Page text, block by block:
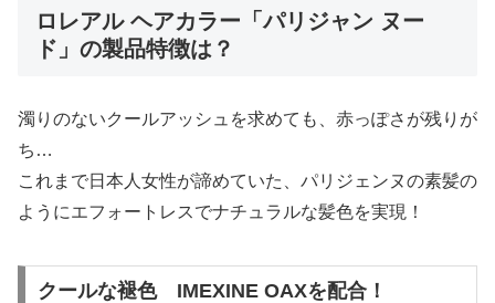
ロレアル ヘアカラー「パリジャン ヌー
ド」の製品特徴は？
濁りのないクールアッシュを求めても、赤っぽさが残りが
ち…
これまで日本人女性が諦めていた、パリジェンヌの素髪の
ようにエフォートレスでナチュラルな髪色を実現！
クールな褪色 IMEXINE OAXを配合！